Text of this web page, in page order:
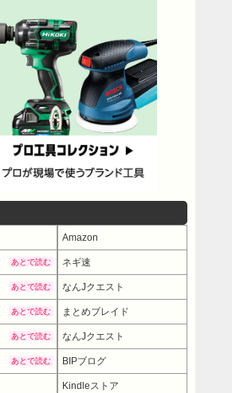
Amazon
あとで読む ネギ速
あとで読む なんJクエスト
あとで読む まとめブレイド
あとで読む なんJクエスト
あとで読む BIPブログ
Kindleストア